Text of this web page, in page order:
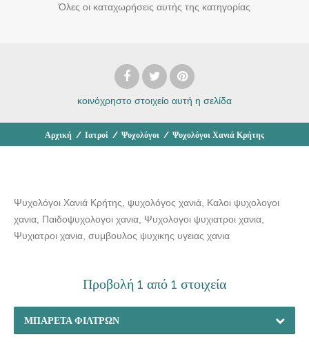
Όλες οι καταχωρήσεις αυτής της κατηγορίας
κοινόχρηστο στοιχείο αυτή η σελίδα
Αρχική / Ιατροί / Ψυχολόγοι / Ψυχολόγοι Χανιά Κρήτης
Ψυχολόγοι Χανιά Κρήτης, ψυχολόγος χανιά, Καλοι ψυχολογοι
χανια, Παιδοψυχολογοι χανια, Ψυχολογοι ψυχιατροι χανια,
Ψυχιατροι χανια, συμβουλος ψυχικης υγειας χανια
Προβολή 1 από 1 στοιχεία
ΜΠΑΡΈΤΑ ΦΊΛΤΡΩΝ